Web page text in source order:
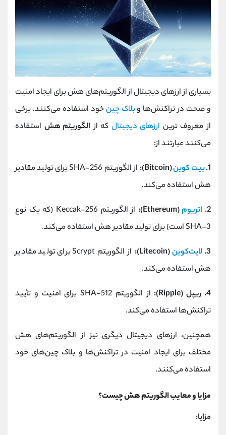
بسیاری از ارزهای دیجیتال از الگوریتم‌های هش برای ایجاد امنیت
و صحت در تراکنش‌ها وبلاک چینخود استفاده می‌کنند. برخی
از معروف‌ ترین ارزهای دیجیتال که از الگوریتم هش استفاده
می‌کنند عبارتند از:
1. بیت کوین(Bitcoin):
از الگوریتم SHA-256 برای تولید مقادیر
هش استفاده می‌کند.
2. اتریوم(Ethereum):
از الگوریتم Keccak-256 (که یک نوع
SHA-3 است) برای تولید مقادیر هش استفاده می‌کند.
3. لایت‌کوین(Litecoin):
از الگوریتم Scrypt برای تولید مقادیر
هش استفاده می‌کند.
4. ریپل (Ripple):
از الگوریتم SHA-512 برای امنیت و تأیید
تراکنش‌ها استفاده می‌کند.
همچنین، ارزهای دیجیتال دیگری نیز از الگوریتم‌های هش
مختلف برای ایجاد امنیت در تراکنش‌ها و بلاک چین‌های خود
استفاده می‌کنند.
مزایا و معایب الگوریتم هش چیست؟
مزایا: